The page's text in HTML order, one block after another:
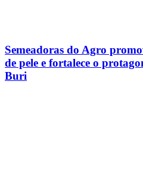
Semeadoras do Agro
de pele e fortalece o
Buri